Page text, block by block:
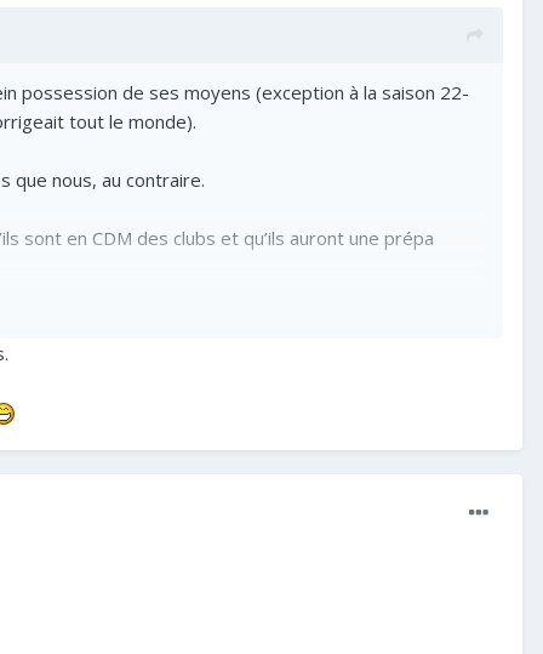
possession de ses moyens (exception à la saison 22-
tout le monde).
que nous, au contraire.
sont en CDM des clubs et qu’ils auront une prépa